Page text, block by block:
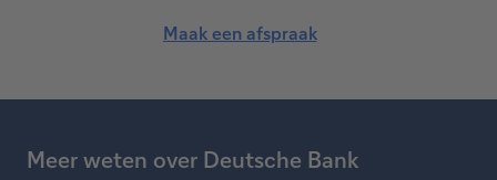
Maak een afspraak
Meer weten over Deutsche Bank